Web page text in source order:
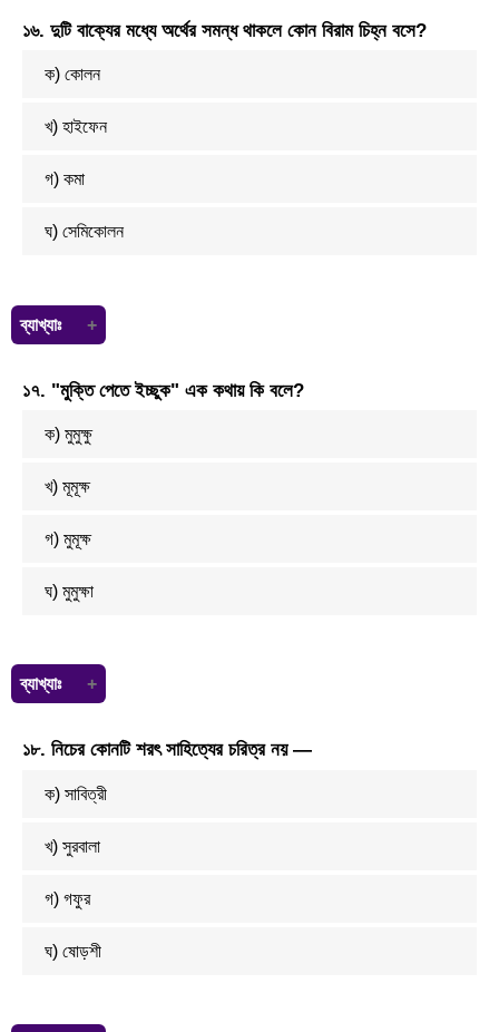
বাংলা মুদ্রাক্ষরেরে জনক বলা হয় চার্লস উইলকিন্সকে। তিনি ১৭৭৮ সালে হুগলিতে প্রথম
বাংলা ছাপাখানা প্রতিষ্ঠা করেন এবং তিনি নিজেই বাংলা অক্ষরের নকশা তৈরি করেন।
১৬. দুটি বাক্যের মধ্যে অর্থের সমন্ধ থাকলে কোন বিরাম চিহ্ন বসে?
ক) কোলন
খ) হাইফেন
গ) কমা
ঘ) সেমিকোলন
ব্যাখ্যাঃ
একটু বেশি থামার চিহ্ন দিয়ে ভাগ করতে হয়। এক্ষেত্রে ব্যবহৃত হয় সেমিকোলন।
১৭. "মুক্তি পেতে ইচ্ছুক" এক কথায় কি বলে?
ক) মুমুক্ষু
খ) মূমূক্ষ
গ) মুমূক্ষ
ঘ) মুমুক্ষা
ব্যাখ্যাঃ
মুক্তি পেতে ইচ্ছুক — মুমুক্ষু বা মুক্তিকামী।
মুক্তি পাওয়ার ইচ্ছা — মুমুক্ষা।
১৮. নিচের কোনটি শরৎ সাহিত্যের চরিত্র নয় —
ক) সাবিত্রী
খ) সুরবালা
গ) গফুর
ঘ) ষোড়শী